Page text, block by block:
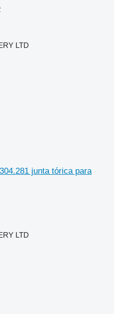
LTD
junta tórica para
LTD